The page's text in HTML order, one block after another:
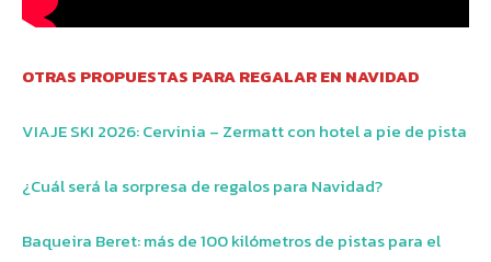
OTRAS PROPUESTAS PARA REGALAR EN NAVIDAD
VIAJE SKI 2026: Cervinia – Zermatt con hotel a pie de pista
¿Cuál será la sorpresa de regalos para Navidad?
Baqueira Beret: más de 100 kilómetros de pistas para el